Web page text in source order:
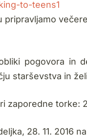
pripravljamo
pogovora in
starševstva in
zaporedne torke:
28. 11. 2016